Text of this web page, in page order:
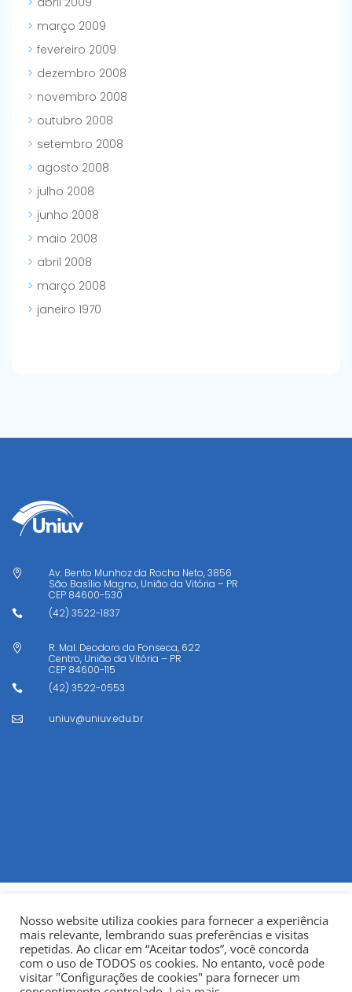
março 2009
fevereiro 2009
dezembro 2008
novembro 2008
outubro 2008
setembro 2008
agosto 2008
julho 2008
junho 2008
maio 2008
abril 2008
março 2008
janeiro 1970

Av. Bento Munhoz da Rocha Neto, 3856
São Basílio Magno, União da Vitória – PR
CEP 84600-530
 (42) 3522-1837

R. Mal. Deodoro da Fonseca, 622
Centro, União da Vitória – PR
CEP 84600-115
 (42) 3522-0553
 uniuv@uniuv.edu.br
Nosso website utiliza cookies para fornecer a experiência
mais relevante, lembrando suas preferências e visitas
repetidas. Ao clicar em “Aceitar todos”, você concorda
com o uso de TODOS os cookies. No entanto, você pode
visitar "Configurações de cookies" para fornecer um